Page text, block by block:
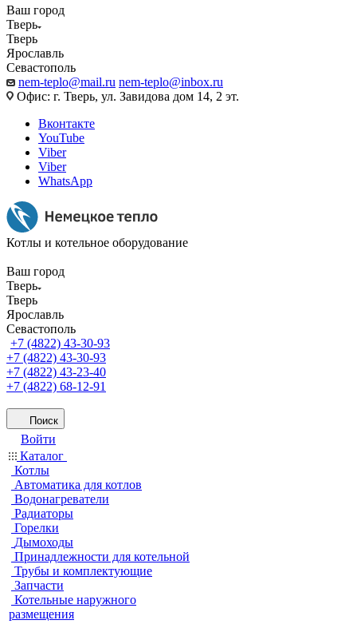
Ваш город
Тверь
Тверь
Ярославль
Севастополь
nem-teplo@mail.ru nem-teplo@inbox.ru
Офис: г. Тверь, ул. Завидова дом 14, 2 эт.
Вконтакте
YouTube
Viber
Viber
WhatsApp
Котлы и котельное оборудование
Ваш город
Тверь
Тверь
Ярославль
Севастополь
+7 (4822) 43-30-93
+7 (4822) 43-30-93
+7 (4822) 43-23-40
+7 (4822) 68-12-91
Поиск
Войти
Каталог
Котлы
Автоматика для котлов
Водонагреватели
Радиаторы
Горелки
Дымоходы
Принадлежности для котельной
Трубы и комплектующие
Запчасти
Котельные наружного
размещения